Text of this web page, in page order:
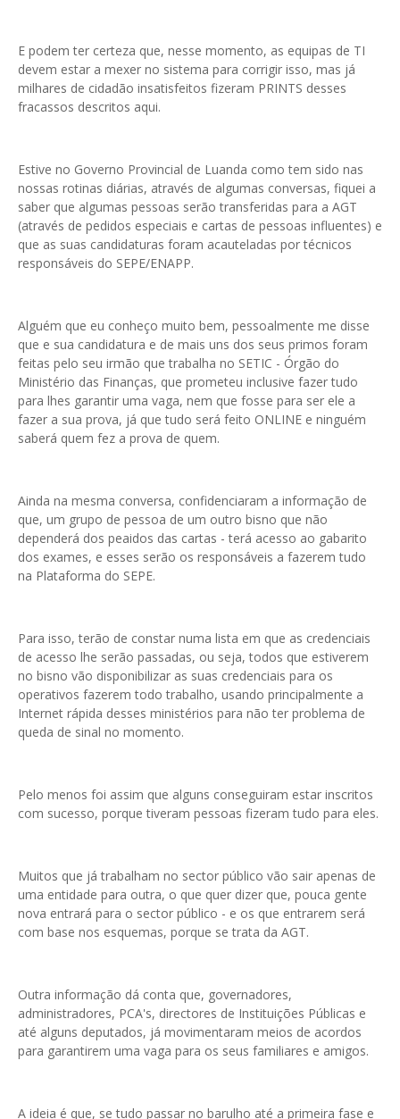
E podem ter certeza que, nesse momento, as equipas de TI
devem estar a mexer no sistema para corrigir isso, mas já
milhares de cidadão insatisfeitos fizeram PRINTS desses
fracassos descritos aqui.
Estive no Governo Provincial de Luanda como tem sido nas
nossas rotinas diárias, através de algumas conversas, fiquei a
saber que algumas pessoas serão transferidas para a AGT
(através de pedidos especiais e cartas de pessoas influentes) e
que as suas candidaturas foram acauteladas por técnicos
responsáveis do SEPE/ENAPP.
Alguém que eu conheço muito bem, pessoalmente me disse
que e sua candidatura e de mais uns dos seus primos foram
feitas pelo seu irmão que trabalha no SETIC - Órgão do
Ministério das Finanças, que prometeu inclusive fazer tudo
para lhes garantir uma vaga, nem que fosse para ser ele a
fazer a sua prova, já que tudo será feito ONLINE e ninguém
saberá quem fez a prova de quem.
Ainda na mesma conversa, confidenciaram a informação de
que, um grupo de pessoa de um outro bisno que não
dependerá dos peaidos das cartas - terá acesso ao gabarito
dos exames, e esses serão os responsáveis a fazerem tudo
na Plataforma do SEPE.
Para isso, terão de constar numa lista em que as credenciais
de acesso lhe serão passadas, ou seja, todos que estiverem
no bisno vão disponibilizar as suas credenciais para os
operativos fazerem todo trabalho, usando principalmente a
Internet rápida desses ministérios para não ter problema de
queda de sinal no momento.
Pelo menos foi assim que alguns conseguiram estar inscritos
com sucesso, porque tiveram pessoas fizeram tudo para eles.
Muitos que já trabalham no sector público vão sair apenas de
uma entidade para outra, o que quer dizer que, pouca gente
nova entrará para o sector público - e os que entrarem será
com base nos esquemas, porque se trata da AGT.
Outra informação dá conta que, governadores,
administradores, PCA's, directores de Instituições Públicas e
até alguns deputados, já movimentaram meios de acordos
para garantirem uma vaga para os seus familiares e amigos.
A ideia é que, se tudo passar no barulho até a primeira fase e